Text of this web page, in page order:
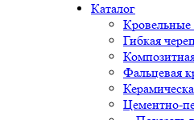
Каталог
Кровельные
Гибкая
Фальцевая
Цементно-